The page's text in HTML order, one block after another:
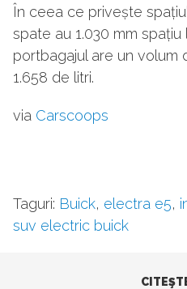
În ceea ce privește
spate au 1.030 mm spațiu
portbagajul are un volum
1.658 de litri.
via Carscoops
Taguri: Buick, electra e5,
suv electric buick